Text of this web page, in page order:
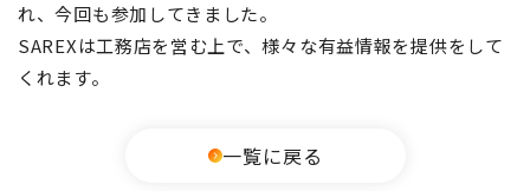
れ、今回も参加してきました。
SAREXは工務店を営む上で、様々な有益情報を提供をして
くれます。
一覧に戻る